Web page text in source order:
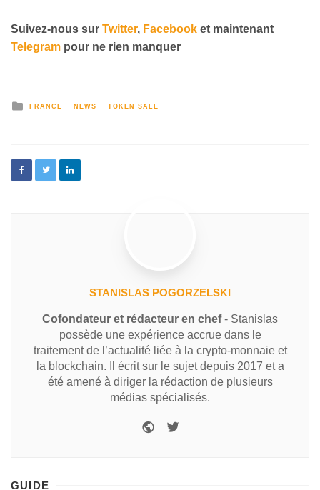
Suivez-nous sur Twitter, Facebook et maintenant
Telegram pour ne rien manquer
FRANCE NEWS TOKEN SALE
STANISLAS POGORZELSKI
Cofondateur et rédacteur en chef- Stanislas
possède une expérience accrue dans le
traitement de l’actualité liée à la crypto-monnaie et
la blockchain. Il écrit sur le sujet depuis 2017 et a
été amené à diriger la rédaction de plusieurs
médias spécialisés.
GUIDE